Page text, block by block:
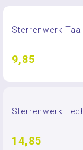
Sterrenwerk
9,85
Sterrenwerk
14,85